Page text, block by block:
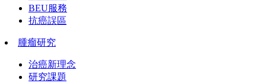
BEU服務
抗癌誤區
腫瘤研究
治癌新理念
研究課題